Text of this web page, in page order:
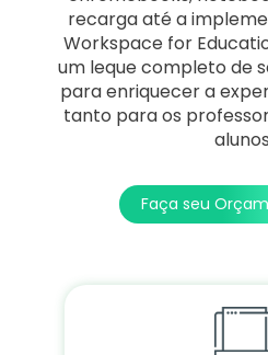
recarga até a
Workspace for
um leque completo de
para enriquecer a
tanto para os
Faça seu